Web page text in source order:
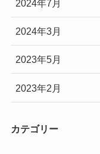
2024年7月
2024年3月
2023年5月
2023年2月
カテゴリー